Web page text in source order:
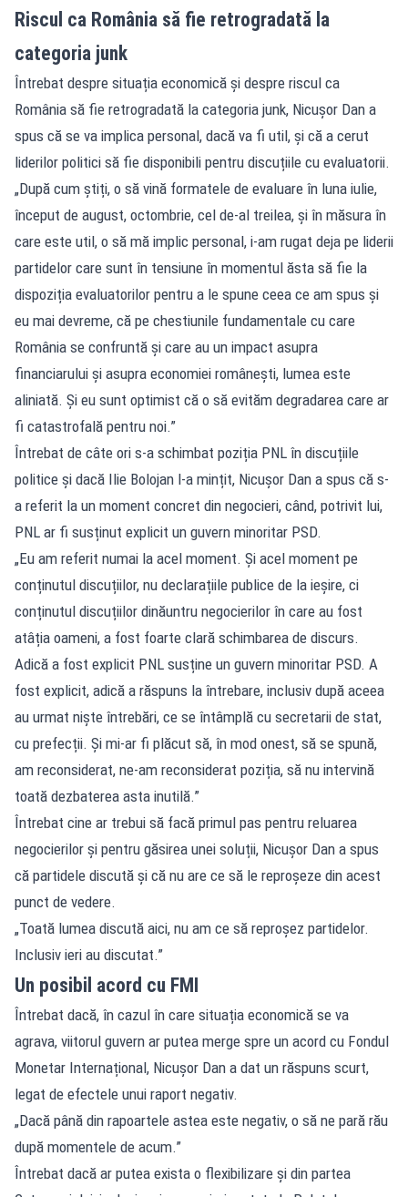
Riscul ca România să fie retrogradată la
categoria junk
Întrebat despre situația economică și despre riscul ca
România să fie retrogradată la categoria junk, Nicușor Dan a
spus că se va implica personal, dacă va fi util, și că a cerut
liderilor politici să fie disponibili pentru discuțiile cu evaluatorii.
„După cum știți, o să vină formatele de evaluare în luna iulie,
început de august, octombrie, cel de-al treilea, și în măsura în
care este util, o să mă implic personal, i-am rugat deja pe liderii
partidelor care sunt în tensiune în momentul ăsta să fie la
dispoziția evaluatorilor pentru a le spune ceea ce am spus și
eu mai devreme, că pe chestiunile fundamentale cu care
România se confruntă și care au un impact asupra
financiarului și asupra economiei românești, lumea este
aliniată. Și eu sunt optimist că o să evităm degradarea care ar
fi catastrofală pentru noi.”
Întrebat de câte ori s-a schimbat poziția PNL în discuțiile
politice și dacă Ilie Bolojan l-a mințit, Nicușor Dan a spus că s-
a referit la un moment concret din negocieri, când, potrivit lui,
PNL ar fi susținut explicit un guvern minoritar PSD.
„Eu am referit numai la acel moment. Și acel moment pe
conținutul discuțiilor, nu declarațiile publice de la ieșire, ci
conținutul discuțiilor dinăuntru negocierilor în care au fost
atâția oameni, a fost foarte clară schimbarea de discurs.
Adică a fost explicit PNL susține un guvern minoritar PSD. A
fost explicit, adică a răspuns la întrebare, inclusiv după aceea
au urmat niște întrebări, ce se întâmplă cu secretarii de stat,
cu prefecții. Și mi-ar fi plăcut să, în mod onest, să se spună,
am reconsiderat, ne-am reconsiderat poziția, să nu intervină
toată dezbaterea asta inutilă.”
Întrebat cine ar trebui să facă primul pas pentru reluarea
negocierilor și pentru găsirea unei soluții, Nicușor Dan a spus
că partidele discută și că nu are ce să le reproșeze din acest
punct de vedere.
„Toată lumea discută aici, nu am ce să reproșez partidelor.
Inclusiv ieri au discutat.”
Un posibil acord cu FMI
Întrebat dacă, în cazul în care situația economică se va
agrava, viitorul guvern ar putea merge spre un acord cu Fondul
Monetar Internațional, Nicușor Dan a dat un răspuns scurt,
legat de efectele unui raport negativ.
„Dacă până din rapoartele astea este negativ, o să ne pară rău
după momentele de acum.”
Întrebat dacă ar putea exista o flexibilizare și din partea